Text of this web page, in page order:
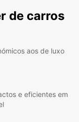
de carros
aos de luxo
e eficientes em